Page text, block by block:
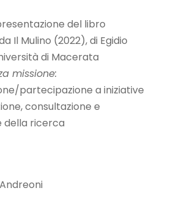
del libro
Il Mulino (2022), di Egidio
di Macerata
missione:
partecipazione a iniziative
consultazione e
della ricerca